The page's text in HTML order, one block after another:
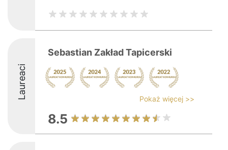
Laureaci
Sebastian Zakład Tapicerski
Pokaż więcej >>
8.5